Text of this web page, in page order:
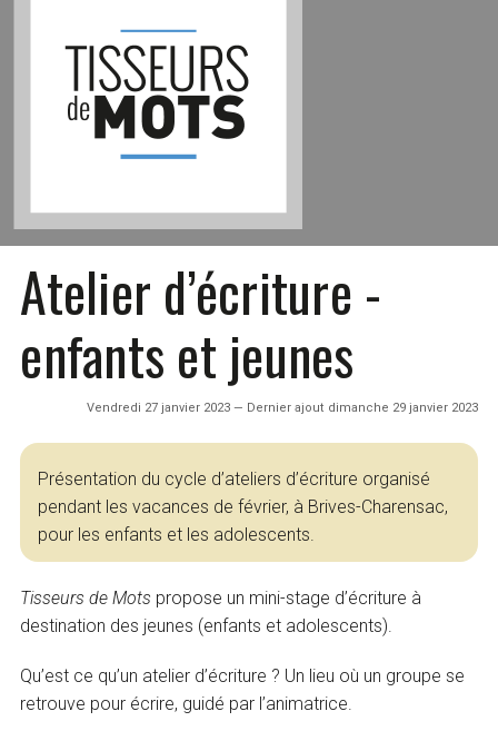
Atelier d’écriture -
enfants et jeunes
Vendredi 27 janvier 2023 — Dernier ajout dimanche 29 janvier 2023
Présentation du cycle d’ateliers d’écriture organisé
pendant les vacances de février, à Brives-Charensac,
pour les enfants et les adolescents.
Tisseurs de Mots propose un mini-stage d’écriture à
destination des jeunes (enfants et adolescents).
Qu’est ce qu’un atelier d’écriture ? Un lieu où un groupe se
retrouve pour écrire, guidé par l’animatrice.